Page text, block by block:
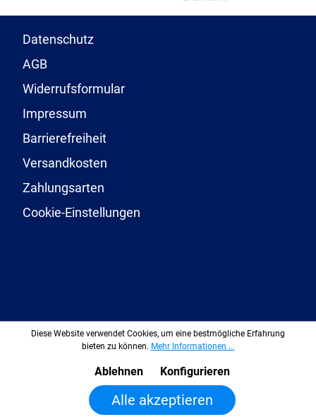
In den Warenkorb legen
Datenschutz
AGB
Widerrufsformular
Impressum
Barrierefreiheit
Versandkosten
Zahlungsarten
Cookie-Einstellungen
Diese Website verwendet Cookies, um eine bestmögliche Erfahrung
bieten zu können. Mehr Informationen ...
Ablehnen Konfigurieren
Alle akzeptieren